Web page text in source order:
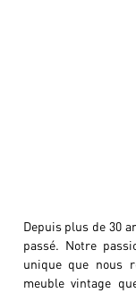
Depuis plus de 30
passé. Notre
unique que nous
meuble vintage